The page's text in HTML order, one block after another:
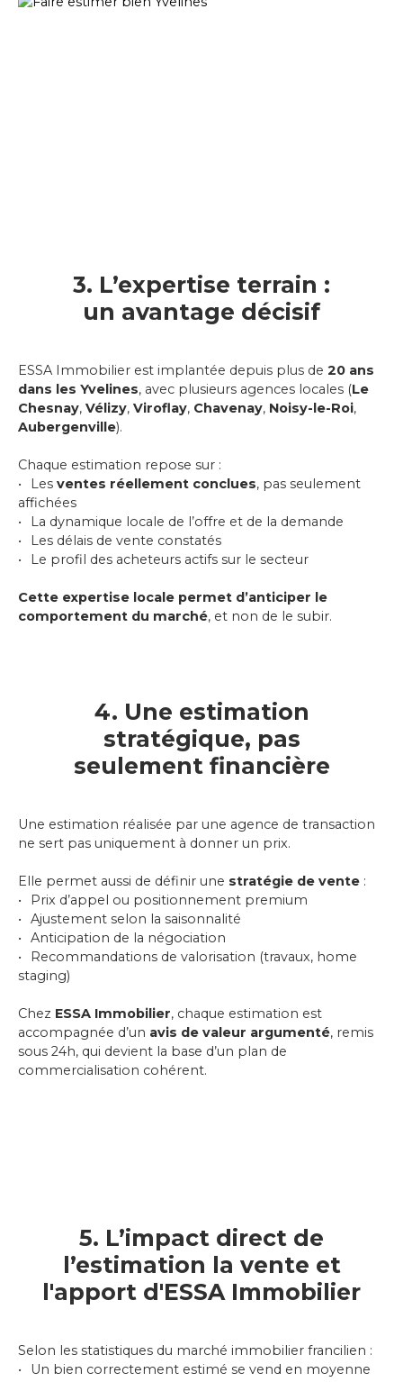
3. L’expertise terrain :
un avantage décisif
ESSA Immobilier est implantée depuis plus de 20 ans
dans les Yvelines, avec plusieurs agences locales (Le
Chesnay, Vélizy, Viroflay, Chavenay, Noisy-le-Roi,
Aubergenville).
Chaque estimation repose sur :
Lesventes réellement conclues, pas seulement
affichées
La dynamique locale de l’offre et de la demande
Les délais de vente constatés
Le profil des acheteurs actifs sur le secteur
Cette expertise locale permet d’anticiper le
comportement du marché, et non de le subir.
4. Une estimation
stratégique, pas
seulement financière
Une estimation réalisée par une agence de transaction
ne sert pas uniquement à donner un prix.
Elle permet aussi de définir une stratégie de vente :
Prix d’appel ou positionnement premium
Ajustement selon la saisonnalité
Anticipation de la négociation
Recommandations de valorisation (travaux, home
staging)
Chez ESSA Immobilier, chaque estimation est
accompagnée d’un avis de valeur argumenté, remis
sous 24h, qui devient la base d’un plan de
commercialisation cohérent.
5. L’impact direct de
l’estimation la vente et
l'apport d'ESSA Immobilier
Selon les statistiques du marché immobilier francilien :
Un bien correctement estimé se vend en moyenne